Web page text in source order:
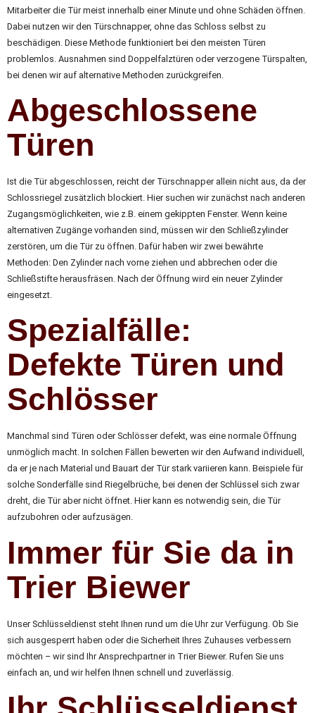
Mitarbeiter die Tür meist innerhalb einer Minute und ohne Schäden öffnen.
Dabei nutzen wir den Türschnapper, ohne das Schloss selbst zu
beschädigen. Diese Methode funktioniert bei den meisten Türen
problemlos. Ausnahmen sind Doppelfalztüren oder verzogene Türspalten,
bei denen wir auf alternative Methoden zurückgreifen.
Abgeschlossene
Türen
Ist die Tür abgeschlossen, reicht der Türschnapper allein nicht aus, da der
Schlossriegel zusätzlich blockiert. Hier suchen wir zunächst nach anderen
Zugangsmöglichkeiten, wie z.B. einem gekippten Fenster. Wenn keine
alternativen Zugänge vorhanden sind, müssen wir den Schließzylinder
zerstören, um die Tür zu öffnen. Dafür haben wir zwei bewährte
Methoden: Den Zylinder nach vorne ziehen und abbrechen oder die
Schließstifte herausfräsen. Nach der Öffnung wird ein neuer Zylinder
eingesetzt.
Spezialfälle:
Defekte Türen und
Schlösser
Manchmal sind Türen oder Schlösser defekt, was eine normale Öffnung
unmöglich macht. In solchen Fällen bewerten wir den Aufwand individuell,
da er je nach Material und Bauart der Tür stark variieren kann. Beispiele für
solche Sonderfälle sind Riegelbrüche, bei denen der Schlüssel sich zwar
dreht, die Tür aber nicht öffnet. Hier kann es notwendig sein, die Tür
aufzubohren oder aufzusägen.
Immer für Sie da in
Trier Biewer
Unser Schlüsseldienst steht Ihnen rund um die Uhr zur Verfügung. Ob Sie
sich ausgesperrt haben oder die Sicherheit Ihres Zuhauses verbessern
möchten – wir sind Ihr Ansprechpartner in Trier Biewer. Rufen Sie uns
einfach an, und wir helfen Ihnen schnell und zuverlässig.